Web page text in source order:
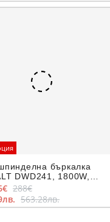
бъркалка
DWD241, 1800W,
M14
288€
563.28лв.